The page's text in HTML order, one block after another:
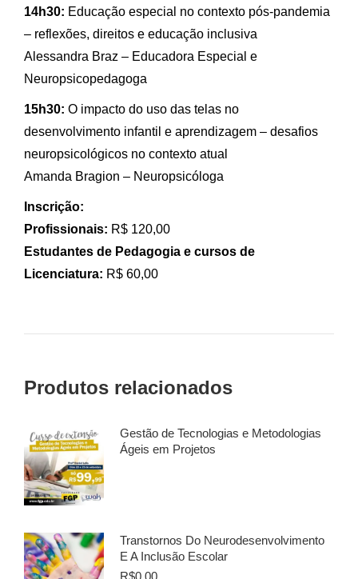
14h30: Educação especial no contexto pós-pandemia
– reflexões, direitos e educação inclusiva
Alessandra Braz – Educadora Especial e
Neuropsicopedagoga
15h30: O impacto do uso das telas no
desenvolvimento infantil e aprendizagem – desafios
neuropsicológicos no contexto atual
Amanda Bragion – Neuropsicóloga
Inscrição:
Profissionais: R$ 120,00
Estudantes de Pedagogia e cursos de
Licenciatura: R$ 60,00
Produtos relacionados
Gestão de Tecnologias e Metodologias
Ágeis em Projetos
Transtornos Do Neurodesenvolvimento
E A Inclusão Escolar
R$0.00